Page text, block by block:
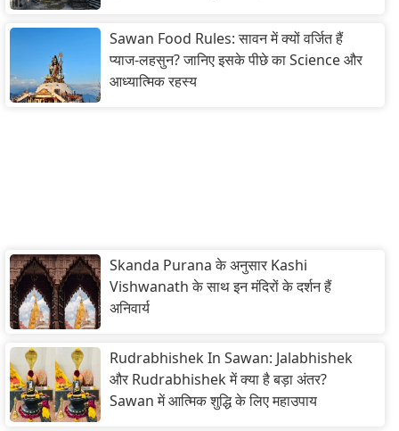
Sawan Food Rules: सावन में क्यों वर्जित हैं
प्याज-लहसुन? जानिए इसके पीछे का Science और
आध्यात्मिक रहस्य
Skanda Purana के अनुसार Kashi
Vishwanath के साथ इन मंदिरों के दर्शन हैं
अनिवार्य
Rudrabhishek In Sawan: Jalabhishek
और Rudrabhishek में क्या है बड़ा अंतर?
Sawan में आत्मिक शुद्धि के लिए महाउपाय